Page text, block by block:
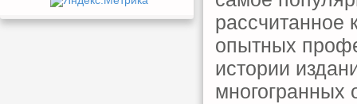
рассчитанное
опытных
истории
многогранных